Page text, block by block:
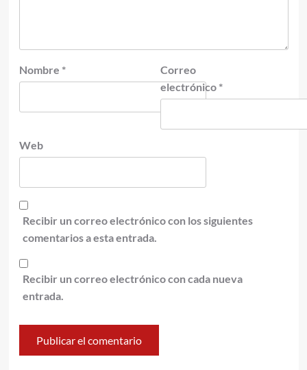
Nombre *
Correo
electrónico *
Web
Recibir un correo electrónico con los siguientes
comentarios a esta entrada.
Recibir un correo electrónico con cada nueva
entrada.